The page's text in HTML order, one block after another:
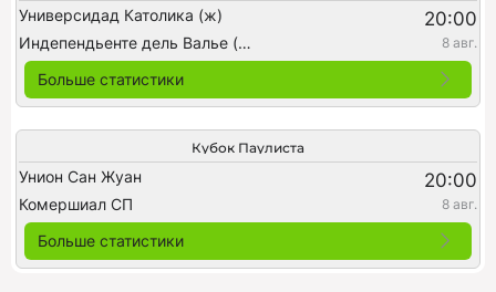
Универсидад Католика (ж) 20:00
Индепендьенте дель Валье (ж) 8 авг.
Больше статистики
Кубок Паулиста
Унион Сан Жуан 20:00
Комершиал СП 8 авг.
Больше статистики